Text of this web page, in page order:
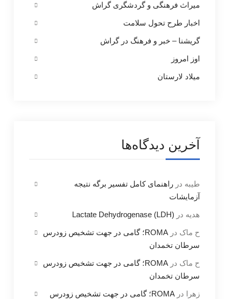
میراث فرهنگی و گردشگری گراش
اخبار طرح تحول سلامت
گریشنا – خبر و فرهنگ در گراش
اوز امروز
میلاد لارستان
آخرین دیدگاه‌ها
طیبه در راهنمای کامل تفسیر برگه نتیجه
آزمایشات
هدیه در Lactate Dehydrogenase (LDH)
ح ماک در
ROMA؛ گامی در جهت تشخیص زودرس
سرطان تخمدان
ح ماک در
ROMA؛ گامی در جهت تشخیص زودرس
سرطان تخمدان
زهرا در
ROMA؛ گامی در جهت تشخیص زودرس